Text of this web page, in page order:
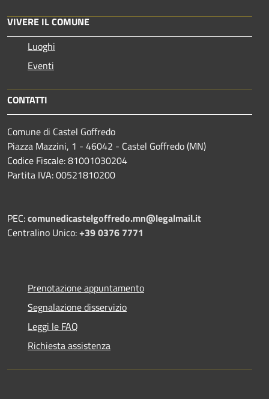
VIVERE IL COMUNE
Luoghi
Eventi
CONTATTI
Comune di Castel Goffredo
Piazza Mazzini, 1 - 46042 - Castel Goffredo (MN)
Codice Fiscale: 81001030204
Partita IVA: 00521810200
PEC:comunedicastelgoffredo.mn@legalmail.it
Centralino Unico:+39 0376 7771
Prenotazione appuntamento
Segnalazione disservizio
Leggi le FAQ
Richiesta assistenza